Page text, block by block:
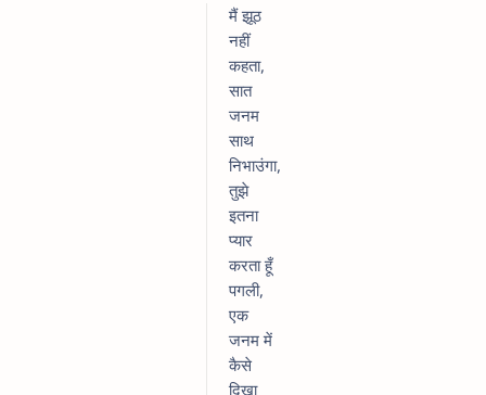
मैं झूठ
नहीं
कहता,
सात
जनम
साथ
निभाउंगा,
तुझे
इतना
प्यार
करता हूँ
पगली,
एक
जनम में
कैसे
दिखा